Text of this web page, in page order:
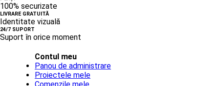
100% securizate
LIVRARE GRATUITĂ
Identitate vizuală
24/7 SUPORT
Suport în orice moment
Contul meu
Panou de administrare
Proiectele mele
Comenzile mele